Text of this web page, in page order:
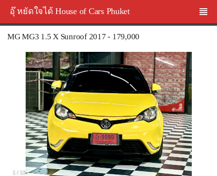
อุ๊ หยัดใจได้ House of Cars Phuket
MG MG3 1.5 X Sunroof 2017 - 179,000
1 / 13